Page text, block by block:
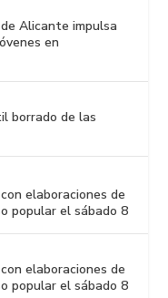
Alicante impulsa
en
borrado de las
elaboraciones de
popular el sábado 8
elaboraciones de
popular el sábado 8